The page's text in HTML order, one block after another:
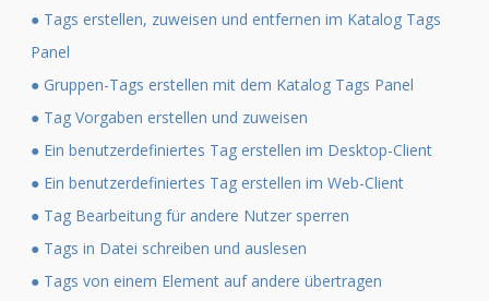
● Tags erstellen, zuweisen und entfernen im Katalog Tags
Panel
● Gruppen-Tags erstellen mit dem Katalog Tags Panel
● Tag Vorgaben erstellen und zuweisen
● Ein benutzerdefiniertes Tag erstellen im Desktop-Client
● Ein benutzerdefiniertes Tag erstellen im Web-Client
● Tag Bearbeitung für andere Nutzer sperren
● Tags in Datei schreiben und auslesen
● Tags von einem Element auf andere übertragen